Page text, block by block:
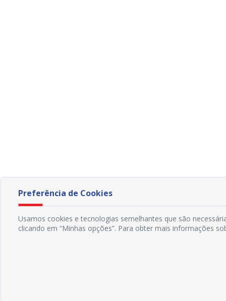
Preferência de Cookies
Usamos cookies e tecnologias semelhantes que são
clicando em “Minhas opções”. Para obter mais informações